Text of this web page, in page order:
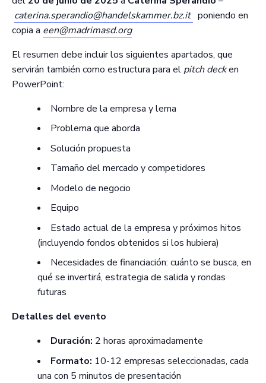
caterina.sperandio@handelskammer.bz.it poniendo en
copia a een@madrimasd.org
El resumen debe incluir los siguientes apartados, que
servirán también como estructura para el pitch decken
PowerPoint:
Nombre de la empresa y lema
Problema que aborda
Solución propuesta
Tamaño del mercado y competidores
Modelo de negocio
Equipo
Estado actual de la empresa y próximos hitos
(incluyendo fondos obtenidos si los hubiera)
Necesidades de financiación: cuánto se busca, en
qué se invertirá, estrategia de salida y rondas
futuras
Detalles del evento
Duración: 2 horas aproximadamente
Formato: 10-12 empresas seleccionadas, cada
una con 5 minutos de presentación